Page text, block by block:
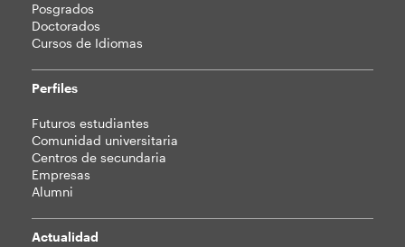
Posgrados
Doctorados
Cursos de Idiomas
Perfiles
Futuros estudiantes
Comunidad universitaria
Centros de secundaria
Empresas
Alumni
Actualidad